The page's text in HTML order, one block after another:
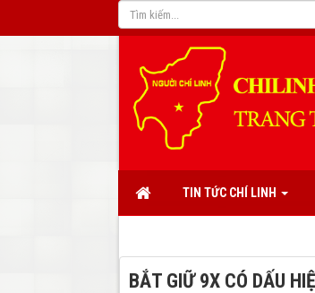
TIN TỨC CHÍ LINH
BẮT GIỮ 9X CÓ DẤU